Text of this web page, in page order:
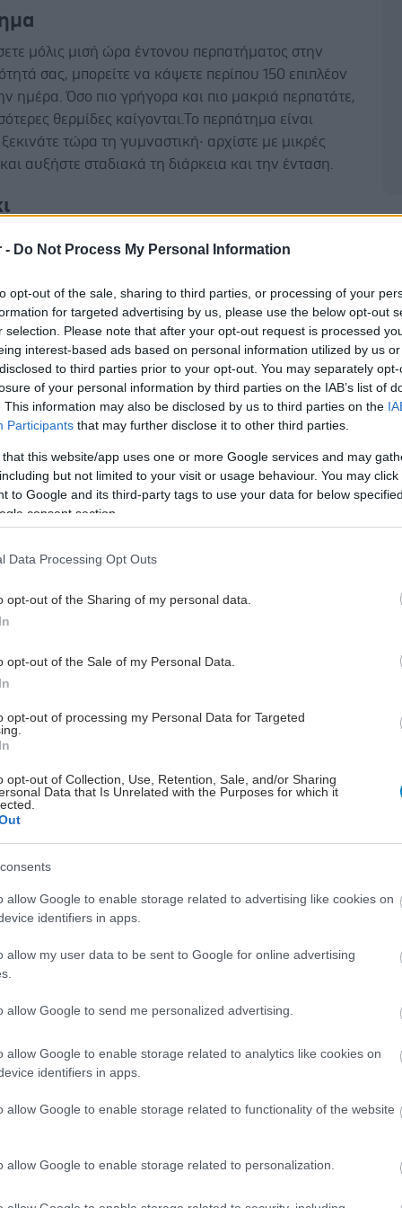
- Do Not Process My Personal Information
opt-out of the sale, sharing to third parties, or processing of your
for targeted advertising by us, please use the below opt-out
selection. Please note that after your opt-out request is processed
interest-based ads based on personal information utilized by us
to third parties prior to your opt-out. You may separately
of your personal information by third parties on the IAB’s list of
This information may also be disclosed by us to third parties on the
Participants that may further disclose it to other third parties.
that this website/app uses one or more Google services and may
but not limited to your visit or usage behaviour. You may
to Google and its third-party tags to use your data for below
consent section.
Data Processing Opt Outs
opt-out of the Sharing of my personal data.
opt-out of the Sale of my Personal Data.
opt-out of processing my Personal Data for Targeted
opt-out of Collection, Use, Retention, Sale, and/or Sharing
Data that Is Unrelated with the Purposes for which it
allow Google to enable storage related to advertising like cookies on
identifiers in apps.
allow my user data to be sent to Google for online advertising
allow Google to send me personalized advertising.
allow Google to enable storage related to analytics like cookies on
identifiers in apps.
allow Google to enable storage related to functionality of the website
allow Google to enable storage related to personalization.
μόλις μισή ώρα έντονου περπατήματος στην
σας, μπορείτε να κάψετε περίπου 150 επιπλέον
ημέρα. Όσο πιο γρήγορα και πιο μακριά περπατάτε,
θερμίδες καίγονται.Το περπάτημα είναι
τώρα τη γυμναστική· αρχίστε με μικρές
αυξήστε σταδιακά τη διάρκεια και την ένταση.
καύση θερμίδων. Σε ίσο χρόνο, καίει περισσότερες
μυϊκές ομάδες, από τον κορμό μέχρι τα χέρια και τα
βελτιώνει θεαματικά τον συντονισμό και την
συχνά, είναι ένα εργαλείο που μπορείτε
προπόνηση (HIIT)
ήHIIT) εναλλάσσει περιόδους έντονης
περιόδους χαμηλότερης έντασης. Δεν χρειάζεται να
αλλά είναι ιδιαίτερα αποτελεσματική για
προπόνηση, ενώ βελτιώνει την
είναι μια άσκηση που μπορεί να κάψει από 400
θερμίδες την ώρα, ανάλογα με το βάρος σας, την
μια δραστηριότητα που μπορούν να κάνουν και σε
και στο σπίτι (στατικό ποδήλατο).
στα γόνατα ή στη μέση, η κολύμβηση είναι
επιλογή, καθώς δεν επιβαρύνει τις αρθρώσεις.
ολόκληρο το σώμα, προσφέρει καρδιοαναπνευστική
μυς.Η τακτική κολύμβηση μπορεί να μειώσει τον
μορφών καρκίνου, ενώ συμβάλλει στη μείωση της
με βάρη
ενδυνάμωσης χρησιμοποιεί αντίσταση για να
μάζα και να αυξήσει τη δύναμη. Δεν βοηθά μόνο
καθώς οι μύες καίνε περισσότερο λίπος ακόμη